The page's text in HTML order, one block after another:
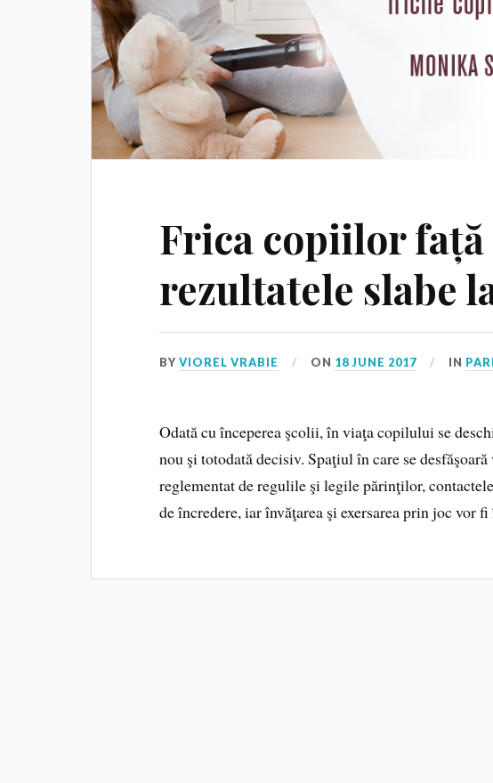
Frica copiilor față
rezultatele slabe
BYVIOREL VRABIE ON 18 JUNE 2017 IN
Odată cu începerea şcolii, în viaţa copilului se
nou şi totodată decisiv. Spaţiul în care se
reglementat de regulile şi legile părinţilor,
de încredere, iar învăţarea şi exersarea prin joc